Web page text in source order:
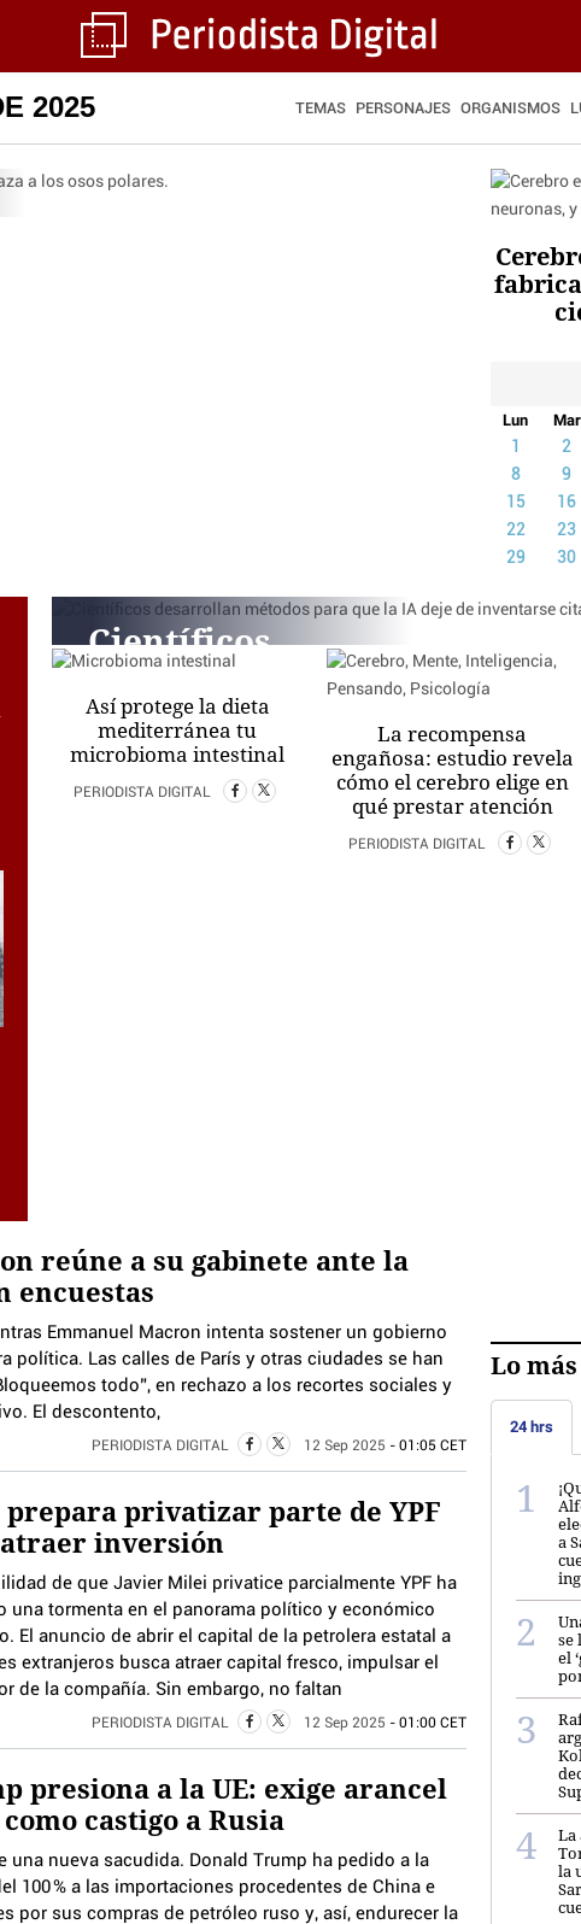
2025 TEMAS PERSONAJES ORGANISMOS
Lun Mar
2
8
9
15
16
22
23
29
30
Científicos
desarrollan
métodos para que
la IA deje de
inventarse citas
Así protege la dieta
mediterránea tu
microbioma intestinal
PERIODISTA DIGITAL
La recompensa
engañosa: estudio revela
cómo el cerebro elige en
qué prestar atención
PERIODISTA DIGITAL
reúne a su gabinete ante la
encuestas
Emmanuel Macron intenta sostener un gobierno
política. Las calles de París y otras ciudades se han
todo”, en rechazo a los recortes sociales y
El descontento,
PERIODISTA DIGITAL 12 Sep 2025 - 01:05 CET
privatizar parte de YPF
inversión
de que Javier Milei privatice parcialmente YPF ha
una tormenta en el panorama político y económico
El anuncio de abrir el capital de la petrolera estatal a
extranjeros busca atraer capital fresco, impulsar el
de la compañía. Sin embargo, no faltan
PERIODISTA DIGITAL 12 Sep 2025 - 01:00 CET
presiona a la UE: exige arancel
castigo a Rusia
una nueva sacudida. Donald Trump ha pedido a la
100 % a las importaciones procedentes de China e
por sus compras de petróleo ruso y, así, endurecer la
Lo
24 hrs
a
se
el
La
la